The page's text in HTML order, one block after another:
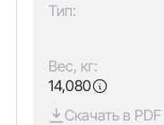
Тип:
Вес, кг:
14,080
Скачать в PDF